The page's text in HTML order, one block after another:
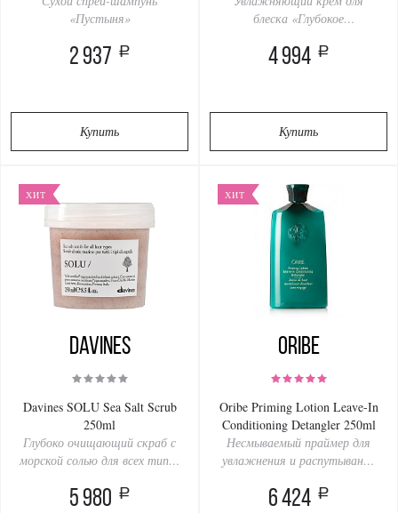
«Пустыня»
2 937 a
Купить
блеска «Глубокое
4 994 a
Купить
ХИТ
Davines
Davines SOLU Sea Salt Scrub
250ml
Глубоко очищающий скраб с
морской солью для всех типов
5 980 a
ХИТ
Oribe
Oribe Priming Lotion Leave-In
Conditioning Detangler 250ml
Несмываемый праймер для
увлажнения и распутывания
6 424 a